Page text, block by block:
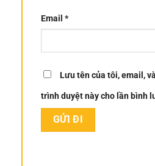
Email *
Lưu tên của tôi, email,
trình duyệt này cho lần bình